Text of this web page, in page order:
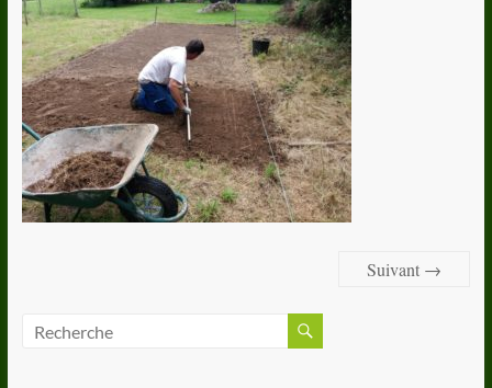
Suivant →